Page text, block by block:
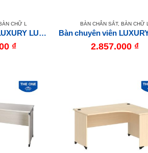
CHỮ L
Bàn chuyên viên LUXURY LUXL14HLC10M6
₫
BÀN CHÂN SẮT, BÀN CHỮ L
2.857.000 ₫